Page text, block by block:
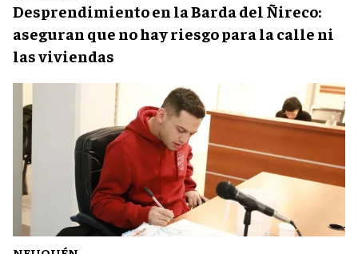
Desprendimiento en la Barda del Ñireco:
aseguran que no hay riesgo para la calle ni
las viviendas